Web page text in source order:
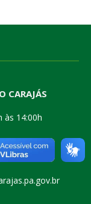
CARAJÁS
às 14:00h